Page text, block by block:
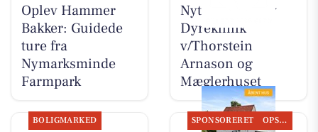
Oplev Hammer
Bakker: Guidede
ture fra
Nymarksminde
Farmpark
Nyt fra Vodskov
Dyreklinik
v/Thorstein
Arnason og
Mæglerhuset
BOLIGMARKED SPONSORERET OPSLAGSTAVLEN